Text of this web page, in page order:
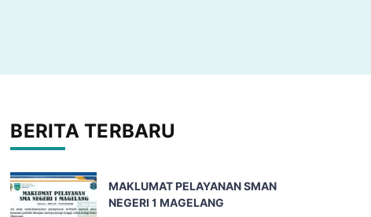
BERITA TERBARU
MAKLUMAT PELAYANAN SMAN
NEGERI 1 MAGELANG